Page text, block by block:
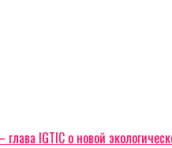
IGTIC о новой